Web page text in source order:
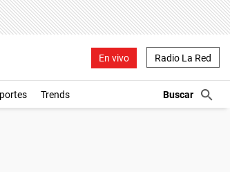
En vivo Radio La Red
Trends